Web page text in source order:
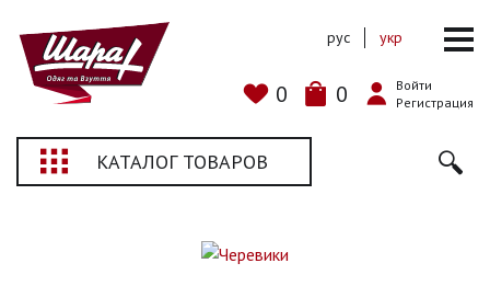
0 0
Войти
Регистрация
рус укр
КАТАЛОГ ТОВАРОВ